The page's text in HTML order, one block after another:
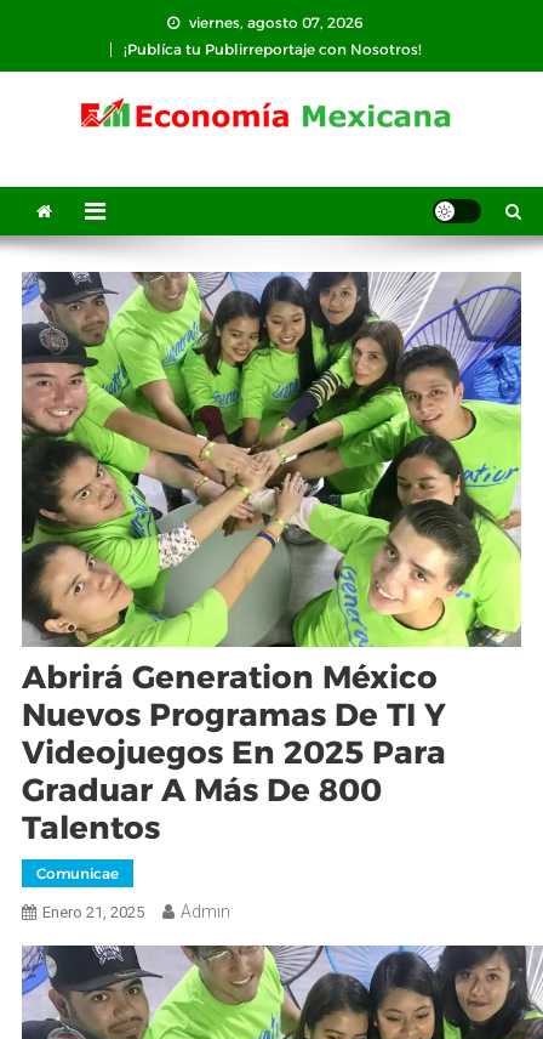
contenido
viernes, agosto 07, 2026
¡Publíca tu Publirreportaje con Nosotros!
Abrirá Generation México
Nuevos Programas De TI Y
Videojuegos En 2025 Para
Graduar A Más De 800
Talentos
Comunicae
Enero 21, 2025 Admin